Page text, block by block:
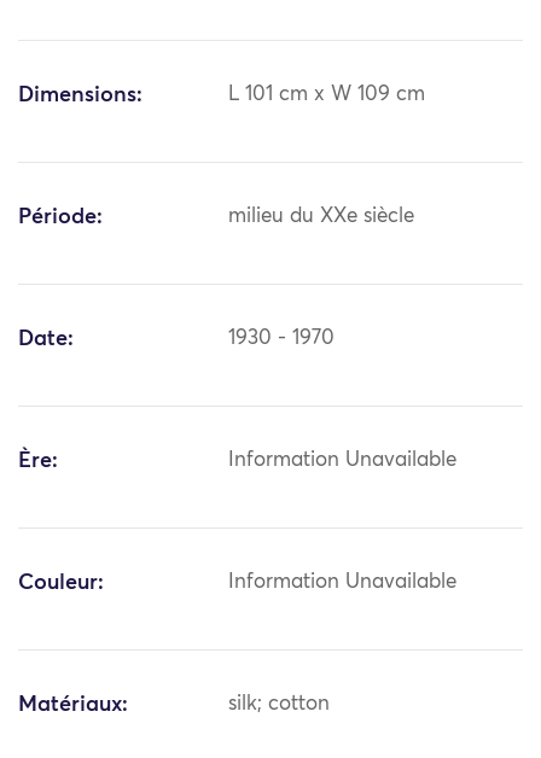
Dimensions: L 101 cm x W 109 cm
Période: milieu du XXe siècle
Date: 1930 - 1970
Ère: Information Unavailable
Couleur: Information Unavailable
Matériaux: silk; cotton